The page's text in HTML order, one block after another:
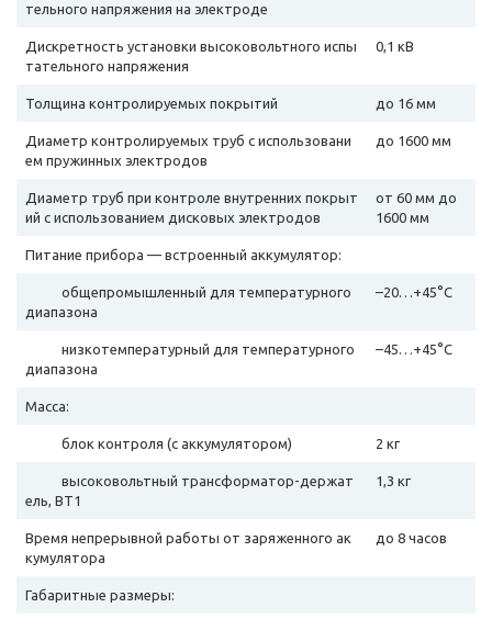
тельного напряжения на электроде
Дискретность установки высоковольтного испы
тательного напряжения
0,1 кВ
Толщина контролируемых покрытий до 16 мм
Диаметр контролируемых труб с использовани
ем пружинных электродов
до 1600 мм
Диаметр труб при контроле внутренних покрыт
ий с использованием дисковых электродов
от 60 мм до
1600 мм
Питание прибора — встроенный аккумулятор:
общепромышленный для температурного
диапазона
–20…+45°С
низкотемпературный для температурного
диапазона
–45…+45°С
Масса:
блок контроля (с аккумулятором) 2 кг
высоковольтный трансформатор-держат
ель, ВТ1
1,3 кг
Время непрерывной работы от заряженного ак
кумулятора
до 8 часов
Габаритные размеры: